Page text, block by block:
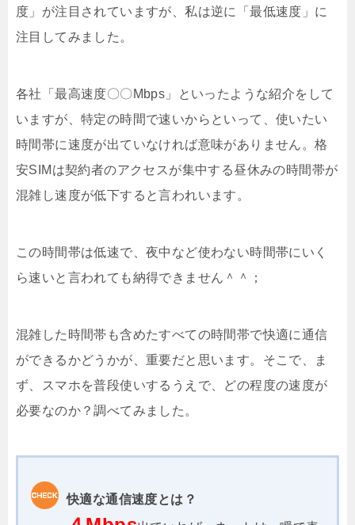
度」が注目されていますが、私は逆に「最低速度」に
注目してみました。
各社「最高速度〇〇Mbps」といったような紹介をして
いますが、特定の時間で速いからといって、使いたい
時間帯に速度が出ていなければ意味がありません。格
安SIMは契約者のアクセスが集中する昼休みの時間帯が
混雑し速度が低下すると言われいます。
この時間帯は低速で、夜中など使わない時間帯にいく
ら速いと言われても納得できません＾＾；
混雑した時間帯も含めたすべての時間帯で快適に通信
ができるかどうかが、重要だと思います。そこで、ま
ず、スマホを普段使いするうえで、どの程度の速度が
必要なのか？調べてみました。
快適な通信速度とは？